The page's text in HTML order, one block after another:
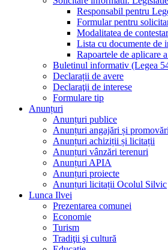
Responsabil pentru
Formular pentru
Modalitatea de
Lista cu documente de
Rapoartele de aplicare
Buletinul informativ (Legea
Declarații de avere
Declaraţii de interese
Formulare tip
Anunțuri
Anunțuri publice
Anunțuri angajări și promovări
Anunțuri achiziții și licitații
Anunțuri vânzări terenuri
Anunțuri APIA
Anunțuri proiecte
Anunțuri licitații Ocolul Silvic
Lunca Ilvei
Prezentarea comunei
Economie
Turism
Tradiţii şi cultură